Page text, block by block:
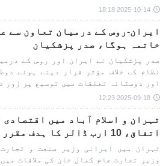
2025-10-14 18:18
ایران-روس کے درمیان تعاون سے
خاتمہ ہوگا، صدر پزشکیان
صدر پزشکیان نے ایران اور روس کے
نظام کے خلاف مؤثر قرار دیتے ہوئے
اور دوستانہ تعلقات میں توسیع پر زور
2025-09-18 12:23
تہران و اسلام آباد میں
اتفاق، 10 ارب ڈالر کا ہدف مقرر
تہران میں ایرانی وزیر صنعت و
وزیر تجارت جام کمال خان کی ملاقات